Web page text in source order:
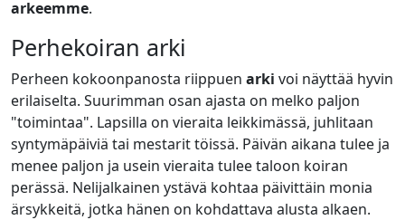
arkeemme.
Perhekoiran arki
Perheen kokoonpanosta riippuen arki voi näyttää hyvin
erilaiselta. Suurimman osan ajasta on melko paljon
"toimintaa". Lapsilla on vieraita leikkimässä, juhlitaan
syntymäpäiviä tai mestarit töissä. Päivän aikana tulee ja
menee paljon ja usein vieraita tulee taloon koiran
perässä. Nelijalkainen ystävä kohtaa päivittäin monia
ärsykkeitä, jotka hänen on kohdattava alusta alkaen.